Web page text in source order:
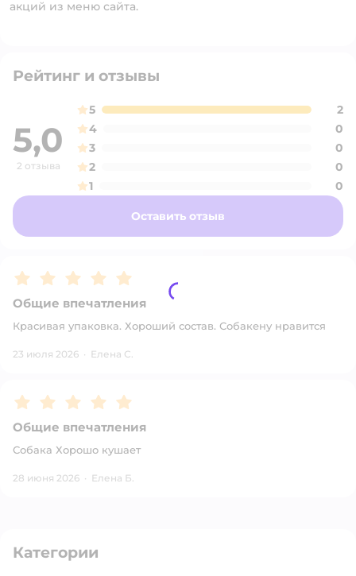
акций из меню сайта.
Рейтинг и отзывы
5,0
2 отзыва
5
2
4
0
3
0
2
0
1
0
Оставить отзыв
Рейтинг:5
Общие впечатления
Красивая упаковка. Хороший состав. Собакену нравится
23 июля 2026 · Елена С.
Рейтинг:5
Общие впечатления
Собака Хорошо кушает
28 июня 2026 · Елена Б.
Категории